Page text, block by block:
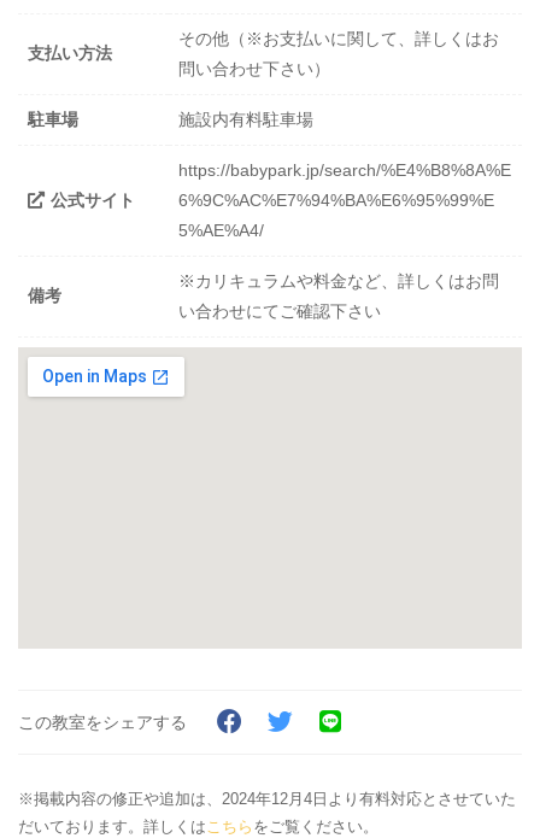
支払い方法
その他（※お支払いに関して、詳しくはお
問い合わせ下さい）
駐車場 施設内有料駐車場
公式サイト
https://babypark.jp/search/%E4%B8%8A%E
6%9C%AC%E7%94%BA%E6%95%99%E
5%AE%A4/
備考
※カリキュラムや料金など、詳しくはお問
い合わせにてご確認下さい
この教室をシェアする
※掲載内容の修正や追加は、2024年12月4日より有料対応とさせていた
だいております。詳しくはこちら をご覧ください。